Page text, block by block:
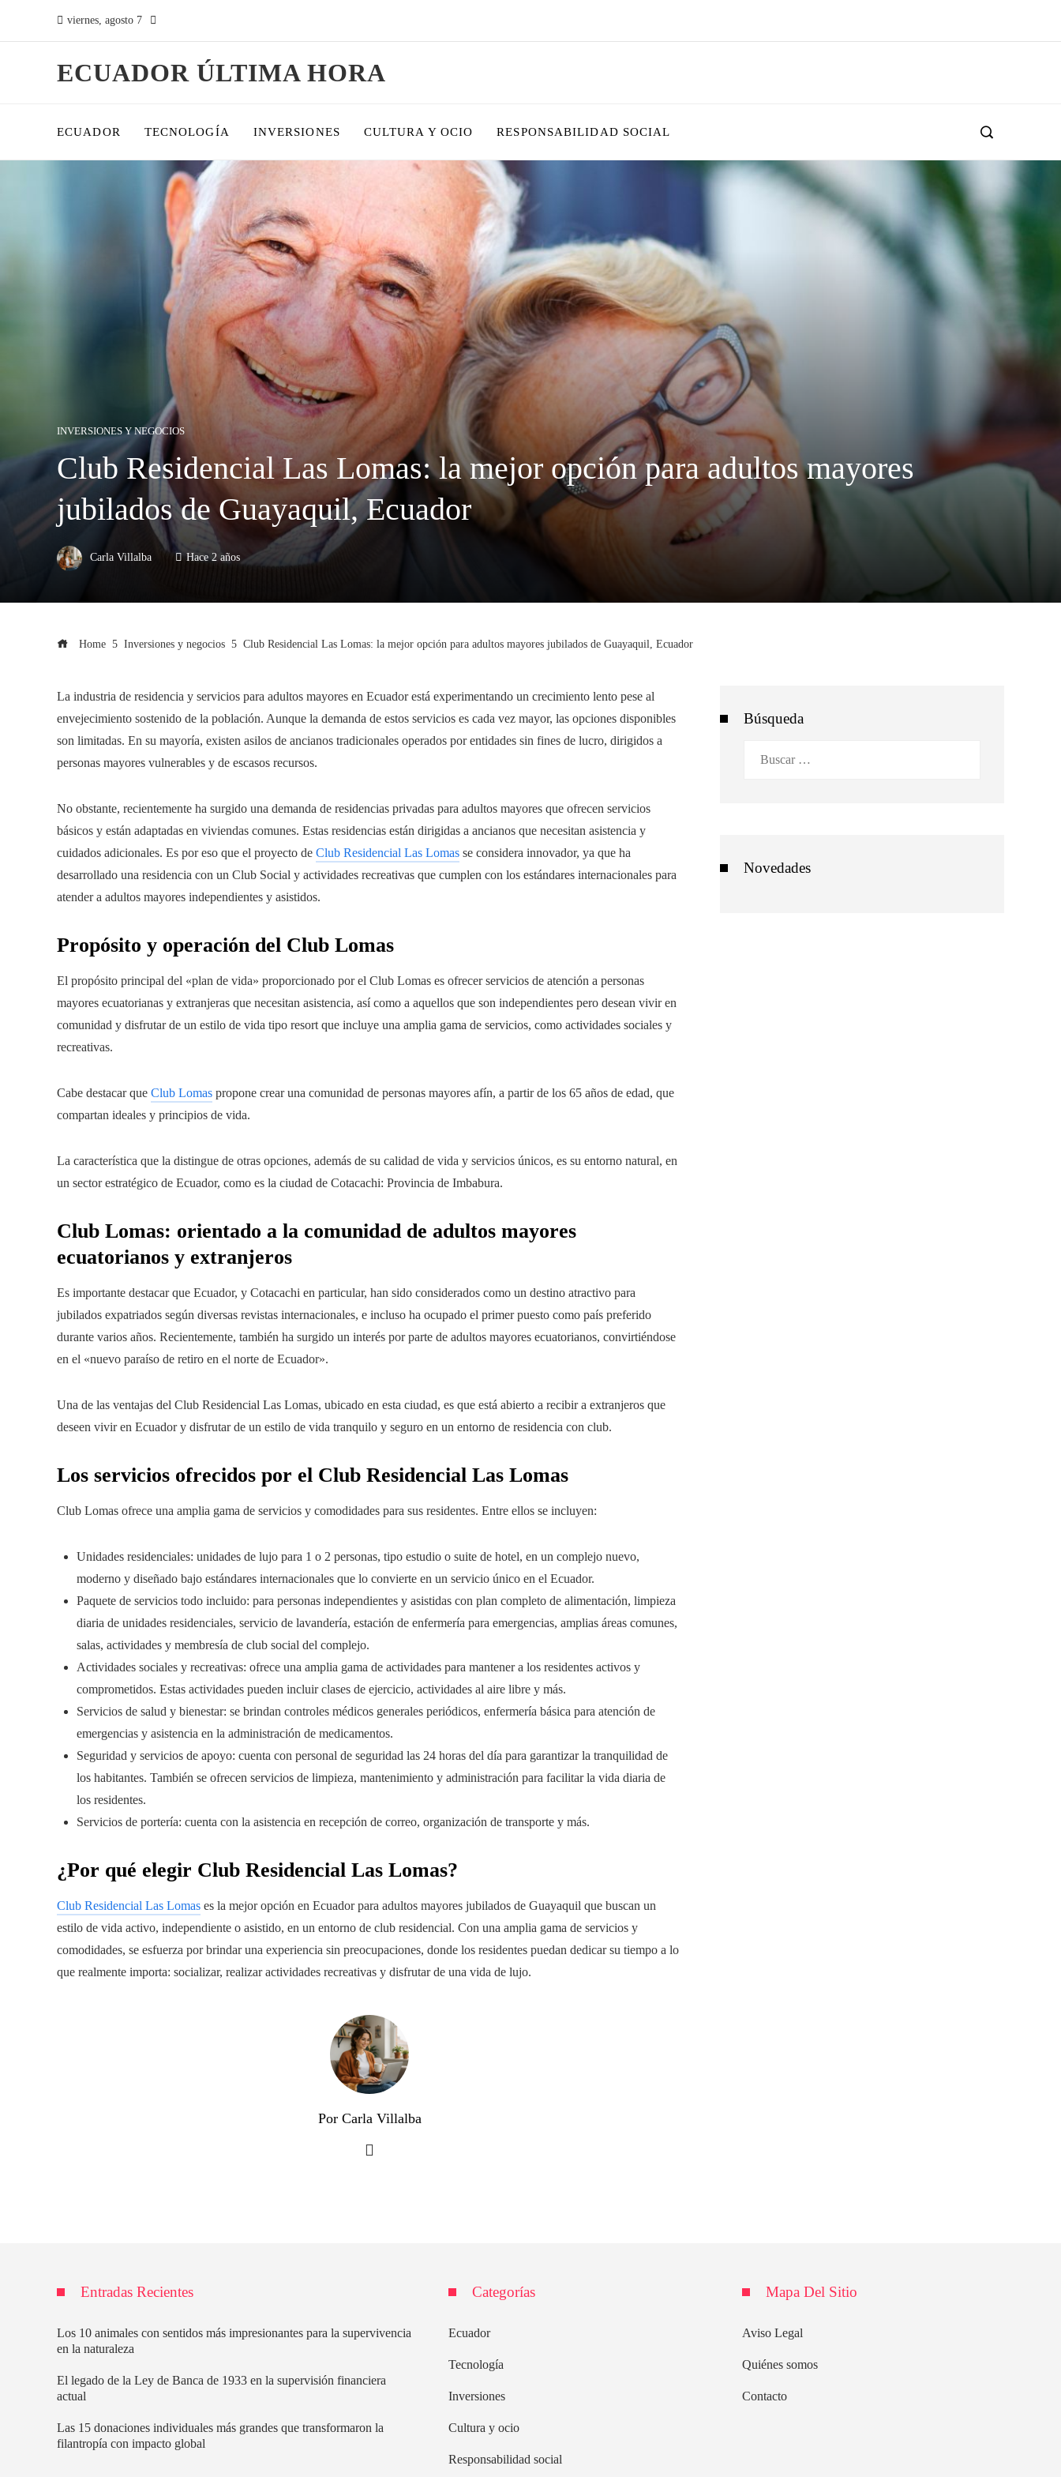
viernes, agosto 7
ECUADOR ÚLTIMA HORA
ECUADOR TECNOLOGÍA INVERSIONES CULTURA Y OCIO RESPONSABILIDAD SOCIAL
INVERSIONES Y NEGOCIOS
Club Residencial Las Lomas: la mejor opción para adultos mayores
jubilados de Guayaquil, Ecuador
Carla Villalba Hace 2 años
Home Inversiones y negocios Club Residencial Las Lomas: la mejor opción para adultos mayores jubilados de Guayaquil, Ecuador
La industria de residencia y servicios para adultos mayores en Ecuador está experimentando un crecimiento lento pese al
envejecimiento sostenido de la población. Aunque la demanda de estos servicios es cada vez mayor, las opciones disponibles
son limitadas. En su mayoría, existen asilos de ancianos tradicionales operados por entidades sin fines de lucro, dirigidos a
personas mayores vulnerables y de escasos recursos.
No obstante, recientemente ha surgido una demanda de residencias privadas para adultos mayores que ofrecen servicios
básicos y están adaptadas en viviendas comunes. Estas residencias están dirigidas a ancianos que necesitan asistencia y
cuidados adicionales. Es por eso que el proyecto de Club Residencial Las Lomas se considera innovador, ya que ha
desarrollado una residencia con un Club Social y actividades recreativas que cumplen con los estándares internacionales para
atender a adultos mayores independientes y asistidos.
Propósito y operación del Club Lomas
El propósito principal del «plan de vida» proporcionado por el Club Lomas es ofrecer servicios de atención a personas
mayores ecuatorianas y extranjeras que necesitan asistencia, así como a aquellos que son independientes pero desean vivir en
comunidad y disfrutar de un estilo de vida tipo resort que incluye una amplia gama de servicios, como actividades sociales y
recreativas.
Cabe destacar que Club Lomas propone crear una comunidad de personas mayores afín, a partir de los 65 años de edad, que
compartan ideales y principios de vida.
La característica que la distingue de otras opciones, además de su calidad de vida y servicios únicos, es su entorno natural, en
un sector estratégico de Ecuador, como es la ciudad de Cotacachi: Provincia de Imbabura.
Club Lomas: orientado a la comunidad de adultos mayores
ecuatorianos y extranjeros
Es importante destacar que Ecuador, y Cotacachi en particular, han sido considerados como un destino atractivo para
jubilados expatriados según diversas revistas internacionales, e incluso ha ocupado el primer puesto como país preferido
durante varios años. Recientemente, también ha surgido un interés por parte de adultos mayores ecuatorianos, convirtiéndose
en el «nuevo paraíso de retiro en el norte de Ecuador».
Una de las ventajas del Club Residencial Las Lomas, ubicado en esta ciudad, es que está abierto a recibir a extranjeros que
deseen vivir en Ecuador y disfrutar de un estilo de vida tranquilo y seguro en un entorno de residencia con club.
Los servicios ofrecidos por el Club Residencial Las Lomas
Club Lomas ofrece una amplia gama de servicios y comodidades para sus residentes. Entre ellos se incluyen:
Unidades residenciales: unidades de lujo para 1 o 2 personas, tipo estudio o suite de hotel, en un complejo nuevo,
moderno y diseñado bajo estándares internacionales que lo convierte en un servicio único en el Ecuador.
Paquete de servicios todo incluido: para personas independientes y asistidas con plan completo de alimentación, limpieza
diaria de unidades residenciales, servicio de lavandería, estación de enfermería para emergencias, amplias áreas comunes,
salas, actividades y membresía de club social del complejo.
Actividades sociales y recreativas: ofrece una amplia gama de actividades para mantener a los residentes activos y
comprometidos. Estas actividades pueden incluir clases de ejercicio, actividades al aire libre y más.
Servicios de salud y bienestar: se brindan controles médicos generales periódicos, enfermería básica para atención de
emergencias y asistencia en la administración de medicamentos.
Seguridad y servicios de apoyo: cuenta con personal de seguridad las 24 horas del día para garantizar la tranquilidad de
los habitantes. También se ofrecen servicios de limpieza, mantenimiento y administración para facilitar la vida diaria de
los residentes.
Servicios de portería: cuenta con la asistencia en recepción de correo, organización de transporte y más.
¿Por qué elegir Club Residencial Las Lomas?
Club Residencial Las Lomas es la mejor opción en Ecuador para adultos mayores jubilados de Guayaquil que buscan un
estilo de vida activo, independiente o asistido, en un entorno de club residencial. Con una amplia gama de servicios y
comodidades, se esfuerza por brindar una experiencia sin preocupaciones, donde los residentes puedan dedicar su tiempo a lo
que realmente importa: socializar, realizar actividades recreativas y disfrutar de una vida de lujo.
Por Carla Villalba
Búsqueda
Novedades
Entradas Recientes
Los 10 animales con sentidos más impresionantes para la supervivencia
en la naturaleza
El legado de la Ley de Banca de 1933 en la supervisión financiera
actual
Las 15 donaciones individuales más grandes que transformaron la
filantropía con impacto global
Categorías
Ecuador
Tecnología
Inversiones
Cultura y ocio
Responsabilidad social
Mapa Del Sitio
Aviso Legal
Quiénes somos
Contacto